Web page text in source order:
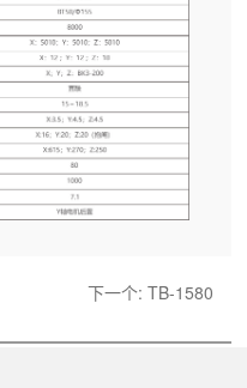
下一个: TB-1580